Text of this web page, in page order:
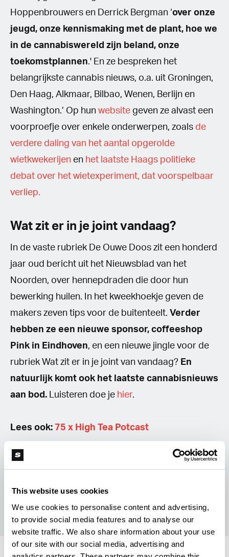
This website uses cookies
We use cookies to personalise content and advertising,
to provide social media features and to analyse our
website traffic. We also share information about your use
of our site with our social media, advertising and
Hoppenbrouwers en Derrick Bergman ‘over onze
jeugd, onze kennismaking met de plant, hoe we
in de cannabiswereld zijn beland, onze
toekomstplannen.' En ze bespreken het
belangrijkste cannabis nieuws, o.a. uit Groningen,
Den Haag, Alkmaar, Bilbao, Wenen, Berlijn en
Washington.’ Op hun website geven ze alvast een
voorproefje over enkele onderwerpen, zoals de
verdere daling van het aantal opgerolde
wietkwekerijen en het laatste Haags politieke
debat over het wietexperiment, dat voorspelbaar
verliep.
Wat zit er in je joint vandaag?
In de vaste rubriek De Ouwe Doos zit een honderd
jaar oud bericht uit het Nieuwsblad van het
Noorden, over hennepdraden die door hun
bewerking huilen. In het kweekhoekje geven de
makers zeven tips voor de buitenteelt. Verder
hebben ze een nieuwe sponsor, coffeeshop
Pink in Eindhoven, en een nieuwe jingle voor de
rubriek Wat zit er in je joint van vandaag? En
natuurlijk komt ook het laatste cannabisnieuws
aan bod. Luisteren doe je hier.
Lees ook: 75 x High Tea Potcast
R Rob Tuinstra